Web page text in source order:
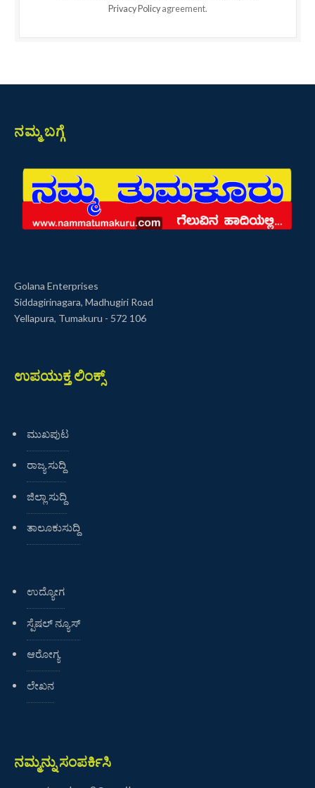
Privacy Policy agreement.
ನಮ್ಮ ಬಗ್ಗೆ
Golana Enterprises
Siddagirinagara, Madhugiri Road
Yellapura, Tumakuru - 572 106
ಉಪಯುಕ್ತ ಲಿಂಕ್ಸ್
ಮುಖಪುಟ
ರಾಜ್ಯ ಸುದ್ದಿ
ಜಿಲ್ಲಾ ಸುದ್ದಿ
ತಾಲೂಕುಸುದ್ದಿ
ಉದ್ಯೋಗ
ಸ್ಪೆಷಲ್ ನ್ಯೂಸ್
ಆರೋಗ್ಯ
ಲೇಖನ
ನಮ್ಮನ್ನು ಸಂಪರ್ಕಿಸಿ